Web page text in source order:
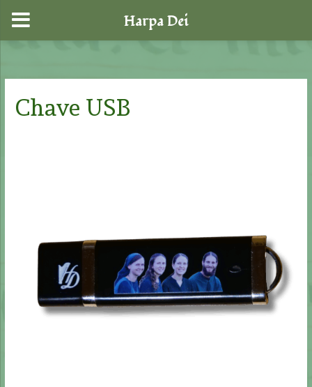
content
Chave USB
Harpa Dei